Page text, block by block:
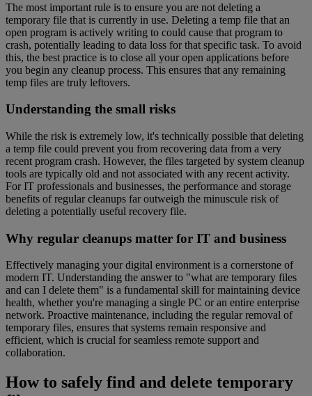
The most important rule is to ensure you are not deleting a
temporary file that is currently in use. Deleting a temp file that an
open program is actively writing to could cause that program to
crash, potentially leading to data loss for that specific task. To avoid
this, the best practice is to close all your open applications before
you begin any cleanup process. This ensures that any remaining
temp files are truly leftovers.
Understanding the small risks
While the risk is extremely low, it's technically possible that deleting
a temp file could prevent you from recovering data from a very
recent program crash. However, the files targeted by system cleanup
tools are typically old and not associated with any recent activity.
For IT professionals and businesses, the performance and storage
benefits of regular cleanups far outweigh the minuscule risk of
deleting a potentially useful recovery file.
Why regular cleanups matter for IT and business
Effectively managing your digital environment is a cornerstone of
modern IT. Understanding the answer to "what are temporary files
and can I delete them" is a fundamental skill for maintaining device
health, whether you're managing a single PC or an entire enterprise
network. Proactive maintenance, including the regular removal of
temporary files, ensures that systems remain responsive and
efficient, which is crucial for seamless remote support and
collaboration.
How to safely find and delete temporary